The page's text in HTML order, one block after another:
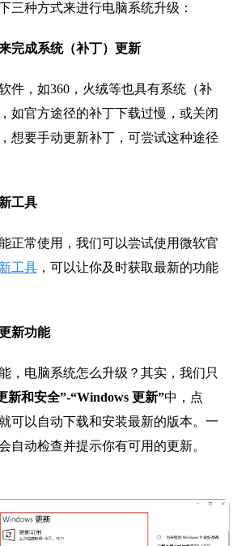
三种方式来进行电脑系统升级：
完成系统（补丁）更新
件，如360，火绒等也具有系统（补
如官方途径的补丁下载过慢，或关闭
想要手动更新补丁，可尝试这种途径
工具
正常使用，我们可以尝试使用微软官
工具 ，可以让你及时获取最新的功能
新功能
，电脑系统怎么升级？其实，我们只
新和安全”-“Windows 更新”中，点
就可以自动下载和安装最新的版本。一
自动检查并提示你有可用的更新。